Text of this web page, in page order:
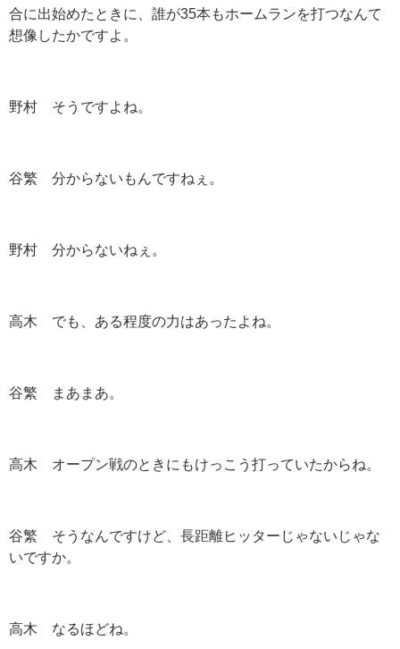
合に出始めたときに、誰が35本もホームランを打つなんて
想像したかですよ。
野村 そうですよね。
谷繁 分からないもんですねぇ。
野村 分からないねぇ。
高木 でも、ある程度の力はあったよね。
谷繁 まあまあ。
高木 オープン戦のときにもけっこう打っていたからね。
谷繁 そうなんですけど、長距離ヒッターじゃないじゃな
いですか。
高木 なるほどね。